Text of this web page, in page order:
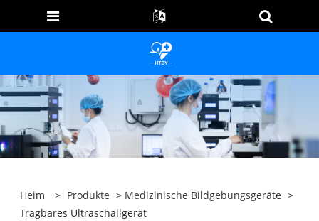
Heim > Produkte > Medizinische Bildgebungsgeräte >
Tragbares Ultraschallgerät